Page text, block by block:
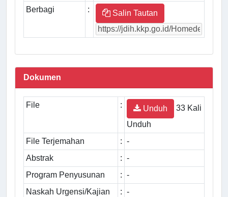
Berbagi : Salin Tautan
Dokumen
File : Unduh
33 Kali
Unduh
File Terjemahan
: -
Abstrak
: -
Program Penyusunan
: -
Naskah Urgensi/Kajian
: -